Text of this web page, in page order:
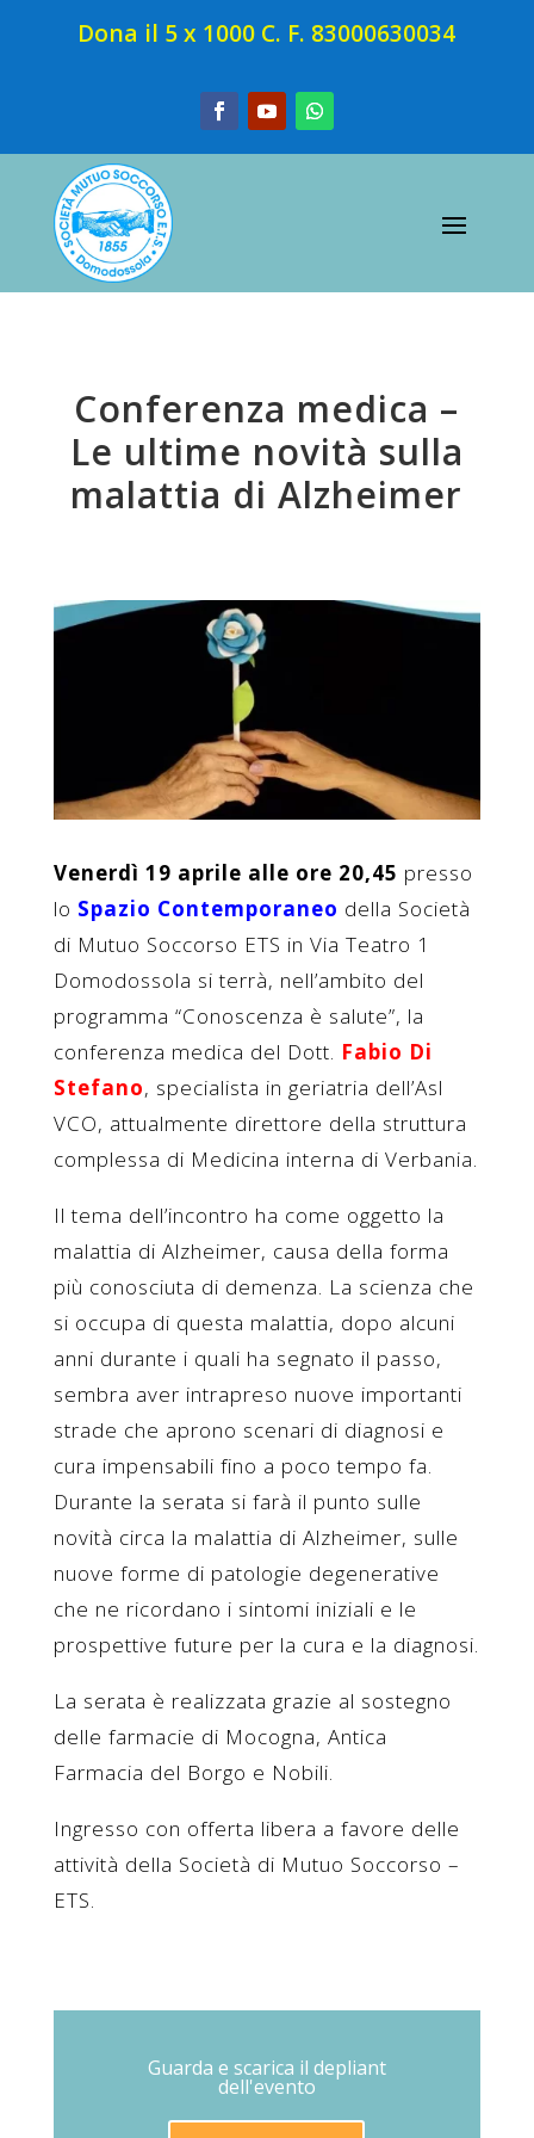
Dona il 5 x 1000 C. F. 83000630034
Conferenza medica –
Le ultime novità sulla
malattia di Alzheimer
Venerdì 19 aprile alle ore 20,45 presso
lo Spazio Contemporaneo della Società
di Mutuo Soccorso ETS in Via Teatro 1
Domodossola si terrà, nell’ambito del
programma “Conoscenza è salute”, la
conferenza medica del Dott. Fabio Di
Stefano, specialista in geriatria dell’Asl
VCO, attualmente direttore della struttura
complessa di Medicina interna di Verbania.
Il tema dell’incontro ha come oggetto la
malattia di Alzheimer, causa della forma
più conosciuta di demenza. La scienza che
si occupa di questa malattia, dopo alcuni
anni durante i quali ha segnato il passo,
sembra aver intrapreso nuove importanti
strade che aprono scenari di diagnosi e
cura impensabili fino a poco tempo fa.
Durante la serata si farà il punto sulle
novità circa la malattia di Alzheimer, sulle
nuove forme di patologie degenerative
che ne ricordano i sintomi iniziali e le
prospettive future per la cura e la diagnosi.
La serata è realizzata grazie al sostegno
delle farmacie di Mocogna, Antica
Farmacia del Borgo e Nobili.
Ingresso con offerta libera a favore delle
attività della Società di Mutuo Soccorso –
ETS.
Guarda e scarica il depliant
dell'evento